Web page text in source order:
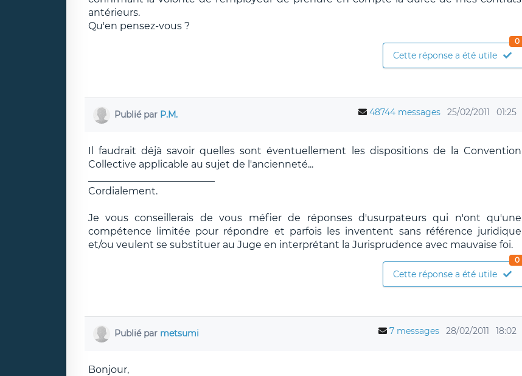
antérieurs.
Qu'en pensez-vous ?
Cette réponse a été utile
0
Publié par P.M. 48744 messages 25/02/2011 01:25
Il faudrait déjà savoir quelles sont éventuellement les dispositions de la Convention
Collective applicable au sujet de l'ancienneté...
Cordialement.
Je vous conseillerais de vous méfier de réponses d'usurpateurs qui n'ont qu'une
compétence limitée pour répondre et parfois les inventent sans référence juridique
et/ou veulent se substituer au Juge en interprétant la Jurisprudence avec mauvaise foi.
Cette réponse a été utile
0
Publié par metsumi 7 messages 28/02/2011 18:02
Bonjour,